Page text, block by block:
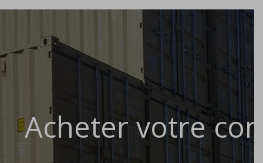
Acheter votre